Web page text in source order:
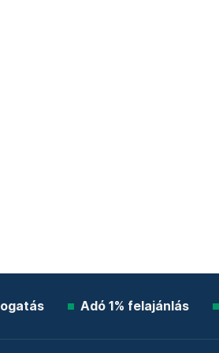
Adó 1% felajánlás